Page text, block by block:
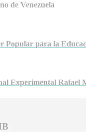
de Venezuela
Popular para la
Experimental Rafael